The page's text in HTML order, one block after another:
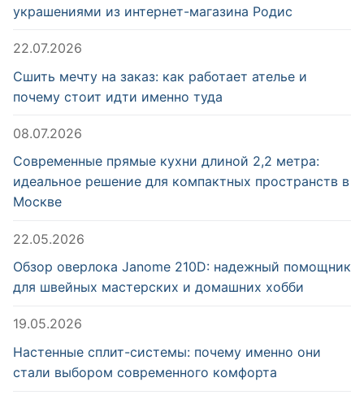
украшениями из интернет-магазина Родис
22.07.2026
Сшить мечту на заказ: как работает ателье и
почему стоит идти именно туда
08.07.2026
Современные прямые кухни длиной 2,2 метра:
идеальное решение для компактных пространств в
Москве
22.05.2026
Обзор оверлока Janome 210D: надежный помощник
для швейных мастерских и домашних хобби
19.05.2026
Настенные сплит-системы: почему именно они
стали выбором современного комфорта